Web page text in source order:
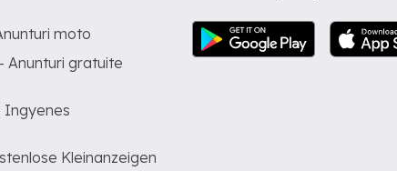
moto
- Anunturi gratuite
Ingyenes
Kleinanzeigen